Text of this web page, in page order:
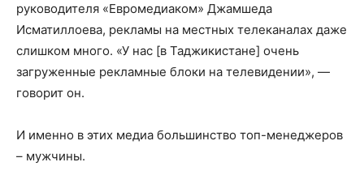
руководителя «Евромедиаком» Джамшеда
Исматиллоева, рекламы на местных телеканалах даже
слишком много. «У нас [в Таджикистане] очень
загруженные рекламные блоки на телевидении», —
говорит он.
И именно в этих медиа большинство топ-менеджеров
– мужчины.